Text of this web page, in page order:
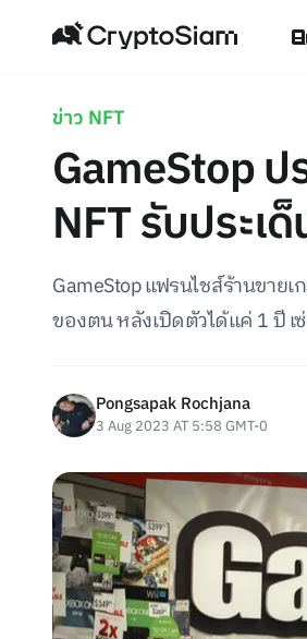
ข่าว NFT
GameStop
NFT รับประ
GameStop แฟรนไชส์ร้านขา
ของตน หลังเปิดตัวได้แค่ 1 ปี
Pongsapak Rochjana
3 Aug 2023 AT 5:58 GMT-0